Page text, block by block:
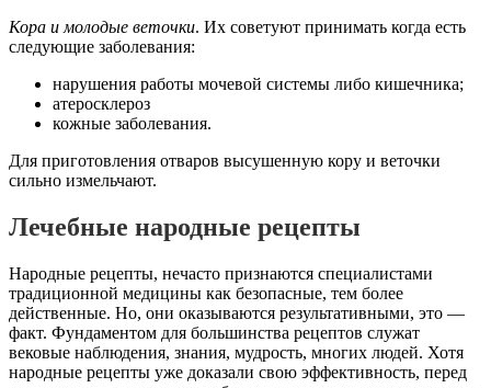
Кора и молодые веточки. Их советуют принимать когда есть
следующие заболевания:
нарушения работы мочевой системы либо кишечника;
атеросклероз
кожные заболевания.
Для приготовления отваров высушенную кору и веточки
сильно измельчают.
Лечебные народные рецепты
Народные рецепты, нечасто признаются специалистами
традиционной медицины как безопасные, тем более
действенные. Но, они оказываются результативными, это —
факт. Фундаментом для большинства рецептов служат
вековые наблюдения, знания, мудрость, многих людей. Хотя
народные рецепты уже доказали свою эффективность, перед